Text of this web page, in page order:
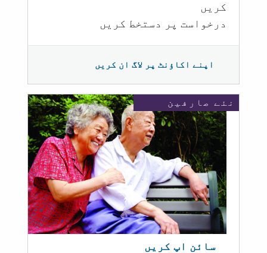
کریں
درخواست پر دستخط کریں
اپنے اکاؤنٹ پر لاگ ان کریں
نئے صارفین
سائن اپ کریں